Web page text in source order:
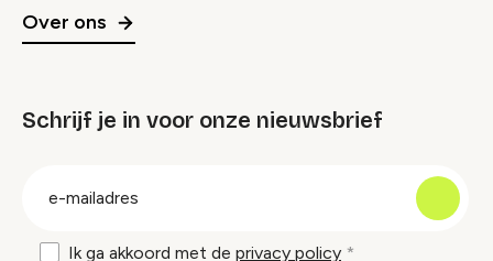
Over ons
Schrijf je in voor onze nieuwsbrief
Ik ga akkoord met de privacy policy